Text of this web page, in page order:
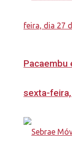
Pacaembu
sexta-